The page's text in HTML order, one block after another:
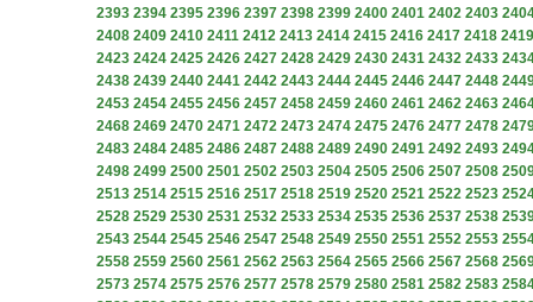
2393 2394 2395 2396 2397 2398 2399 2400 2401 2402 2403
2408 2409 2410 2411 2412 2413 2414 2415 2416 2417 2418 2419
2423 2424 2425 2426 2427 2428 2429 2430 2431 2432 2433
2438 2439 2440 2441 2442 2443 2444 2445 2446 2447 2448
2453 2454 2455 2456 2457 2458 2459 2460 2461 2462 2463
2468 2469 2470 2471 2472 2473 2474 2475 2476 2477 2478
2483 2484 2485 2486 2487 2488 2489 2490 2491 2492 2493
2498 2499 2500 2501 2502 2503 2504 2505 2506 2507 2508
2513 2514 2515 2516 2517 2518 2519 2520 2521 2522 2523
2528 2529 2530 2531 2532 2533 2534 2535 2536 2537 2538
2543 2544 2545 2546 2547 2548 2549 2550 2551 2552 2553
2558 2559 2560 2561 2562 2563 2564 2565 2566 2567 2568
2573 2574 2575 2576 2577 2578 2579 2580 2581 2582 2583